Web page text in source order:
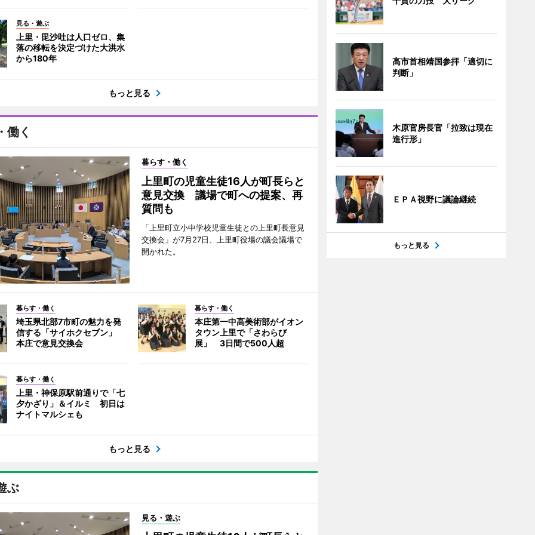
見る・遊ぶ
上里・毘沙吐は人口ゼロ、集
落の移転を決定づけた大洪水
から180年
もっと見る
働く
暮らす・働く
上里町の児童生徒16人が町長らと
意見交換 議場で町への提案、再
質問も
「上里町立小中学校児童生徒との上里町長意見
交換会」が7月27日、上里町役場の議会議場で
開かれた。
暮らす・働く
埼玉県北部7市町の魅力を発
信する「サイホクセブン」
本庄で意見交換会
暮らす・働く
本庄第一中高美術部がイオン
タウン上里で「さわらび
展」 3日間で500人超
暮らす・働く
上里・神保原駅前通りで「七
夕かざり」＆イルミ 初日は
ナイトマルシェも
もっと見る
ぶ
見る・遊ぶ
高市首相靖国参拝「適切に
判断」
木原官房長官「拉致は現在
進行形」
ＥＰＡ視野に議論継続
もっと見る